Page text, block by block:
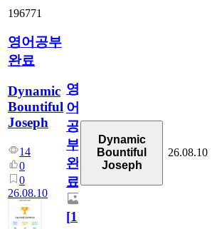
196771
영어공부
완료
Dynamic
Bountiful
Joseph
14
0
0
26.08.10
영
어
공
부
완
료
[1]
Dynamic
Bountiful
Joseph
26.08.10